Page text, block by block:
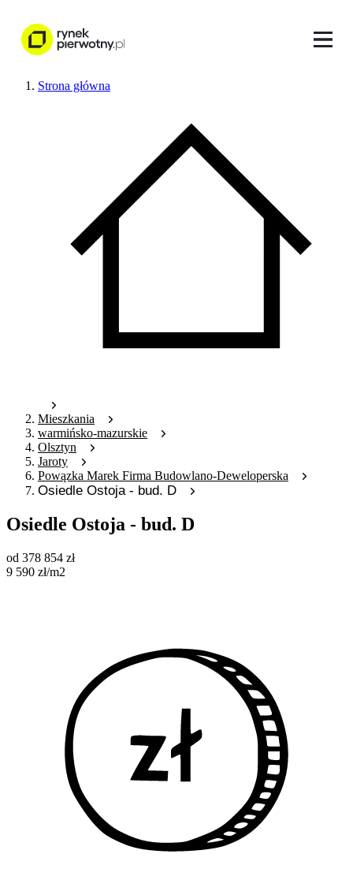
Strona główna
Mieszkania
warmińsko-mazurskie
Olsztyn
Jaroty
Powązka Marek Firma Budowlano-Deweloperska
Osiedle Ostoja - bud. D
Osiedle Ostoja - bud. D
od 378 854 zł
9 590 zł/m2